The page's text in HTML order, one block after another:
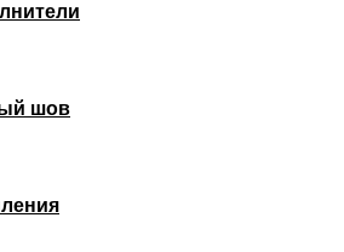
шов
292
601